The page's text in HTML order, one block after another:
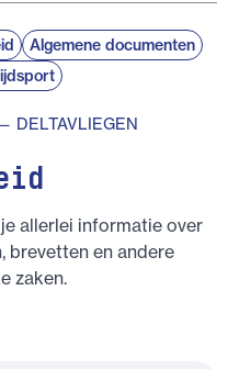
Algemene documenten
DELTAVLIEGEN
allerlei informatie over
brevetten en andere
zaken.